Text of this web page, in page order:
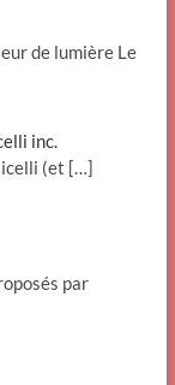
de lumière Le
inc.
(et […]
par